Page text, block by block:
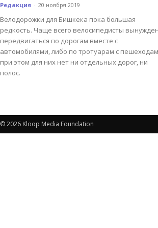
Редакция - 20 ноября 2019
Велодорожки для Бишкека пока большая
редкость. Чаще всего велосипедисты
передвигаться по дорогам вместе с
автомобилями, либо по тротуарам с
при этом для них нет ни отдельных дорог, ни
полос.
© 2026 Kloop Media Foundation